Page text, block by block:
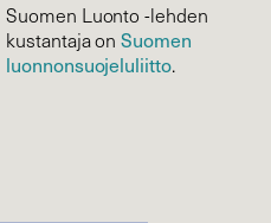
Suomen Luonto -lehden
kustantaja onSuomen
luonnonsuojelu­liitto.